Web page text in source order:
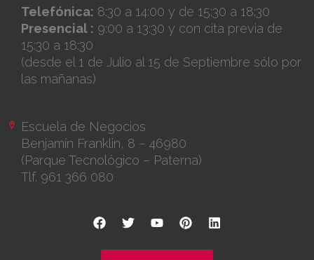
Telefónica: 8:30 a 14:00 y de 15:30 a 18:30
Presencial : 9:00 a 13:30 y con cita previa de
15:30 a 18:30
(desde el 1 de Julio al 15 de Septiembre sólo por
las mañanas)
Escuela de Negocios
Benjamín Franklin, 8 – 46980
(Parque Tecnológico – Paterna)
Tlf. 961 366 080